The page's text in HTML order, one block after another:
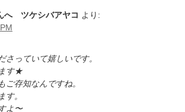
へ ツケシバアヤコ より:
さっていて嬉しいです。
す★
ご存知なんですね。
す。
よ〜